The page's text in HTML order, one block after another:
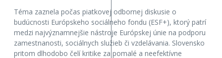
Téma zaznela počas piatkovej odbornej diskusie o
budúcnosti Európskeho sociálneho fondu (ESF+), ktorý patrí
medzi najvýznamnejšie nástroje Európskej únie na podporu
zamestnanosti, sociálnych služieb či vzdelávania. Slovensko
pritom dlhodobo čelí kritike za pomalé a neefektívne